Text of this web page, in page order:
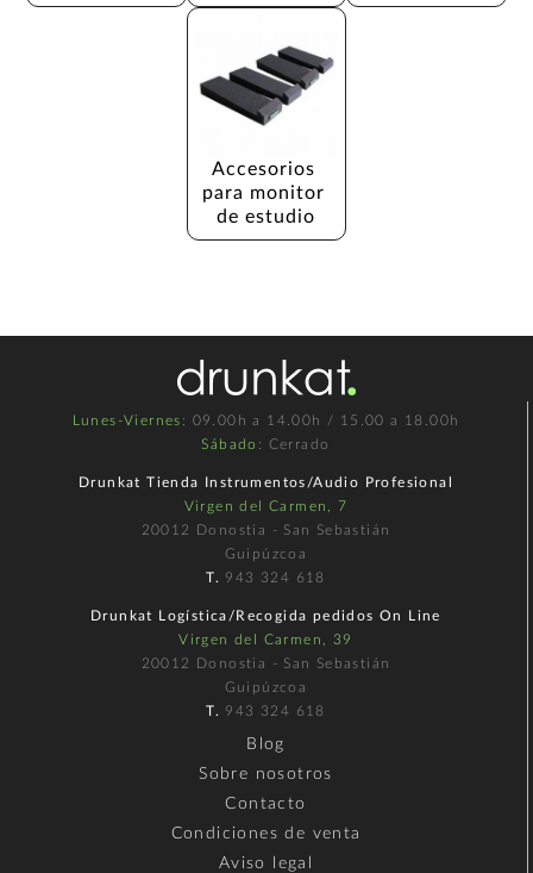
Accesorios
para monitor
de estudio
Lunes-Viernes : 09.00h a 14.00h / 15.00 a 18.00h
Sábado : Cerrado
Drunkat Tienda Instrumentos/Audio Profesional
Virgen del Carmen, 7
20012 Donostia - San Sebastián
Guipúzcoa
T. 943 324 618
Drunkat Logística/Recogida pedidos On Line
Virgen del Carmen, 39
20012 Donostia - San Sebastián
Guipúzcoa
T. 943 324 618
Blog
Sobre nosotros
Contacto
Condiciones de venta
Aviso legal